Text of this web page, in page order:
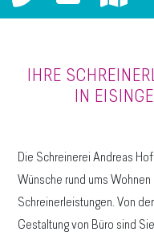
IHRE
IN
Die Schreinerei Andreas
Wünsche rund ums
Schreinerleistungen. Von
Gestaltung von Büro sind